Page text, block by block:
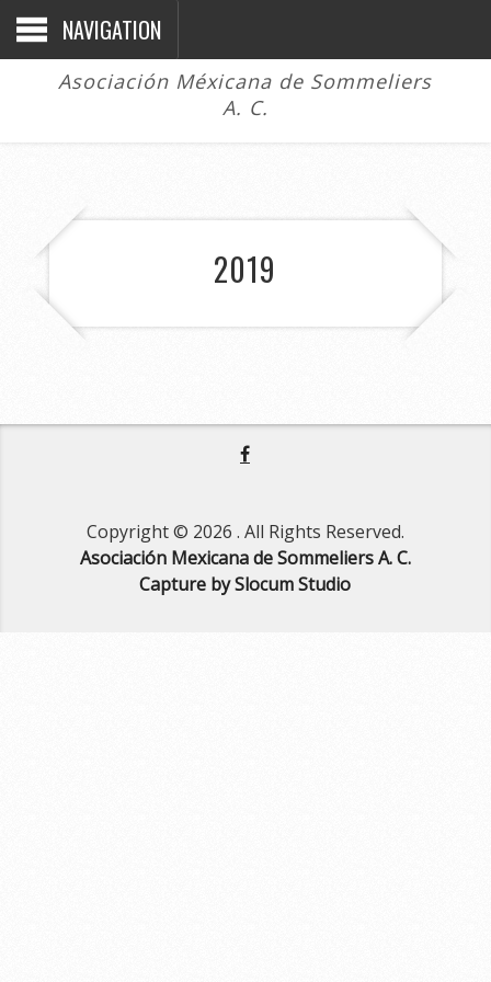
NAVIGATION
Asociación Méxicana de Sommeliers
A. C.
2019
Copyright © 2026 . All Rights Reserved.
Asociación Mexicana de Sommeliers A. C.
Capture by Slocum Studio